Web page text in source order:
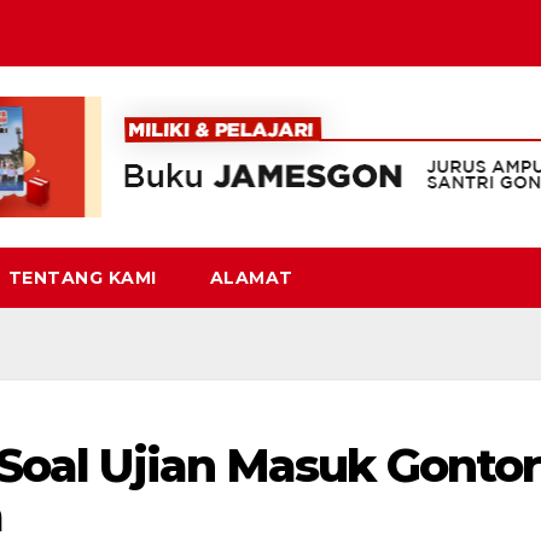
TENTANG KAMI ALAMAT
Ujian Masuk